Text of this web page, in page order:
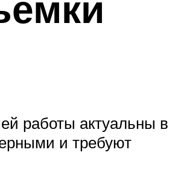
работы актуальны в
и требуют